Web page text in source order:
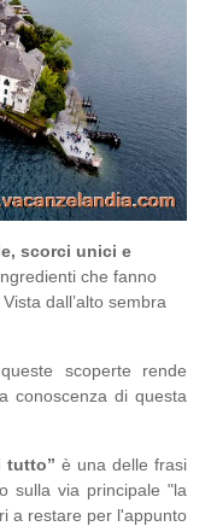
scorci unici e
che fanno
dall’alto sembra
scoperte rende
conoscenza di questa
tutto” è una delle frasi
sulla via principale "la
a restare per l'appunto